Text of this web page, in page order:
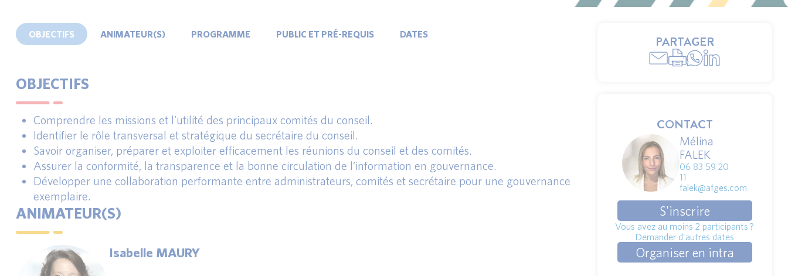
OBJECTIFS ANIMATEUR(S) PROGRAMME PUBLIC ET PRÉ-REQUIS DATES
OBJECTIFS
Comprendre les missions et l’utilité des principaux comités du conseil.
Identifier le rôle transversal et stratégique du secrétaire du conseil.
Savoir organiser, préparer et exploiter efficacement les réunions du conseil et des comités.
Assurer la conformité, la transparence et la bonne circulation de l’information en gouvernance.
Développer une collaboration performante entre administrateurs, comités et secrétaire pour une gouvernance
exemplaire.
ANIMATEUR(S)
Isabelle MAURY
PARTAGER
CONTACT
Mélina
FALEK
06 83 59 20
11
falek@afges.com
S'inscrire
Vous avez au moins 2 participants ?
Demander d'autres dates
Organiser en intra